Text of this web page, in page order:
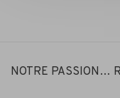
NOTRE PASSION…